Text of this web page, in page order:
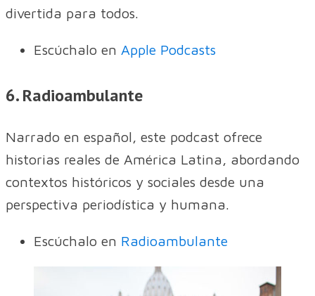
divertida para todos.
Escúchalo en Apple Podcasts
6. Radioambulante
Narrado en español, este podcast ofrece
historias reales de América Latina, abordando
contextos históricos y sociales desde una
perspectiva periodística y humana.
Escúchalo en Radioambulante